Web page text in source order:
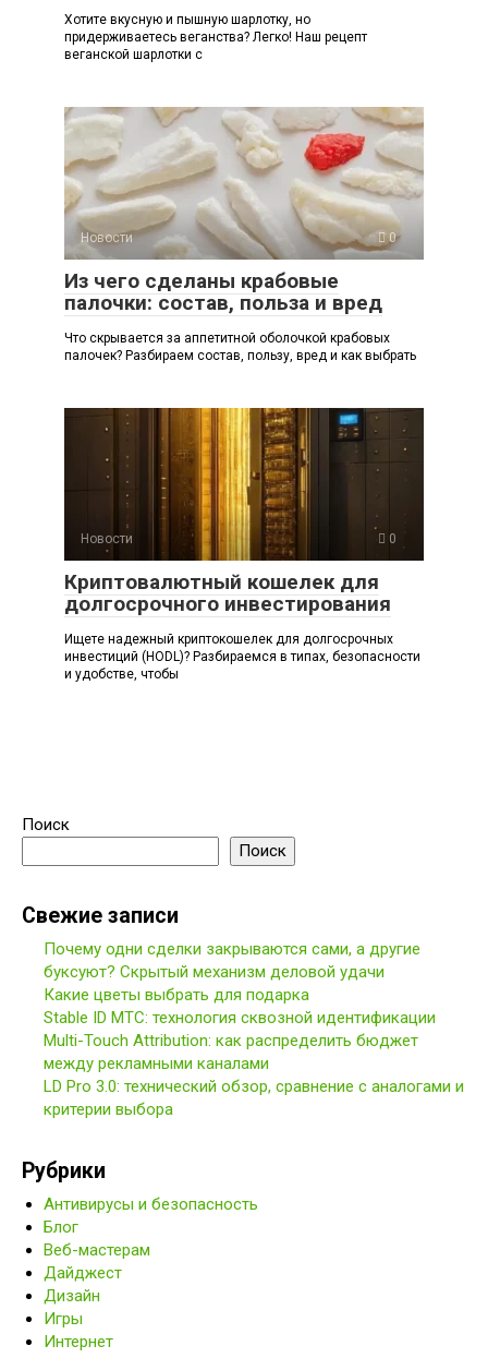
Хотите вкусную и пышную шарлотку, но
придерживаетесь веганства? Легко! Наш рецепт
веганской шарлотки с
Новости 0
Из чего сделаны крабовые
палочки: состав, польза и вред
Что скрывается за аппетитной оболочкой крабовых
палочек? Разбираем состав, пользу, вред и как выбрать
Новости 0
Криптовалютный кошелек для
долгосрочного инвестирования
Ищете надежный криптокошелек для долгосрочных
инвестиций (HODL)? Разбираемся в типах, безопасности
и удобстве, чтобы
Поиск
Поиск
Свежие записи
Почему одни сделки закрываются сами, а другие
буксуют? Скрытый механизм деловой удачи
Какие цветы выбрать для подарка
Stable ID МТС: технология сквозной идентификации
Multi-Touch Attribution: как распределить бюджет
между рекламными каналами
LD Pro 3.0: технический обзор, сравнение с аналогами и
критерии выбора
Рубрики
Антивирусы и безопасность
Блог
Веб-мастерам
Дайджест
Дизайн
Игры
Интернет